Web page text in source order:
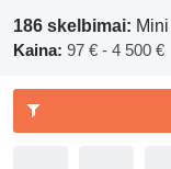
186 skelbimai:
Kaina: 97 € - 4 500 €